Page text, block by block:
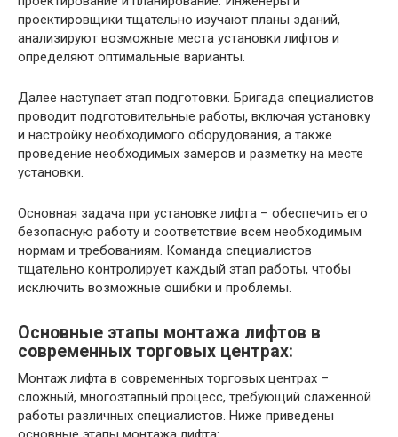
проектировщики тщательно изучают планы зданий,
анализируют возможные места установки лифтов и
определяют оптимальные варианты.
Далее наступает этап подготовки. Бригада специалистов
проводит подготовительные работы, включая установку
и настройку необходимого оборудования, а также
проведение необходимых замеров и разметку на месте
установки.
Основная задача при установке лифта – обеспечить его
безопасную работу и соответствие всем необходимым
нормам и требованиям. Команда специалистов
тщательно контролирует каждый этап работы, чтобы
исключить возможные ошибки и проблемы.
Основные этапы монтажа лифтов в
современных торговых центрах:
Монтаж лифта в современных торговых центрах –
сложный, многоэтапный процесс, требующий слаженной
работы различных специалистов. Ниже приведены